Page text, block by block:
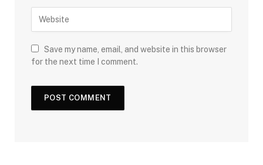
Save my name, email, and website in this browser
for the next time I comment.